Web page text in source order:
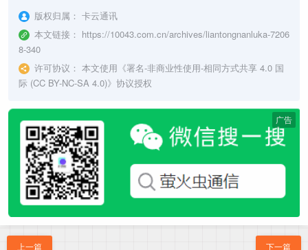
版权归属： 卡云通讯
本文链接： https://10043.com.cn/archives/liantongnanluka-7206
8-340
许可协议： 本文使用《署名-非商业性使用-相同方式共享 4.0 国
际 (CC BY-NC-SA 4.0)》协议授权
广告
上一篇 下一篇